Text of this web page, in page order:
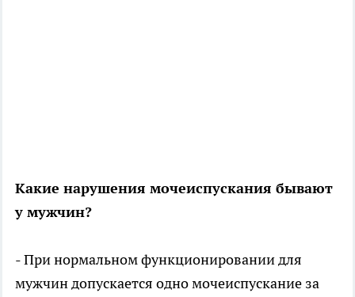
Какие нарушения мочеиспускания бывают
у мужчин?
- При нормальном функционировании для
мужчин допускается одно мочеиспускание за